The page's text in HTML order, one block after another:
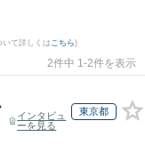
いて詳しくは こちら)
2件中 1-2件を表示
インタビュ
ーを見る
東京都